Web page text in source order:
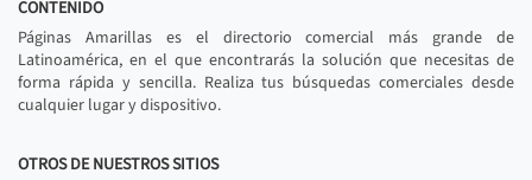
CONTENIDO
Páginas Amarillas es el directorio comercial más grande de
Latinoamérica, en el que encontrarás la solución que necesitas de
forma rápida y sencilla. Realiza tus búsquedas comerciales desde
cualquier lugar y dispositivo.
OTROS DE NUESTROS SITIOS